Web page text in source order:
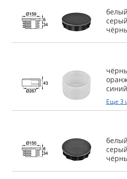
белый
серый
синий
Еще 3
белый
серый